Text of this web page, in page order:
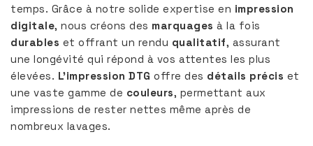
temps. Grâce à notre solide expertise en impression
digitale, nous créons des marquages à la fois
durables et offrant un rendu qualitatif, assurant
une longévité qui répond à vos attentes les plus
élevées. L’impression DTG offre des détails précis et
une vaste gamme de couleurs, permettant aux
impressions de rester nettes même après de
nombreux lavages.